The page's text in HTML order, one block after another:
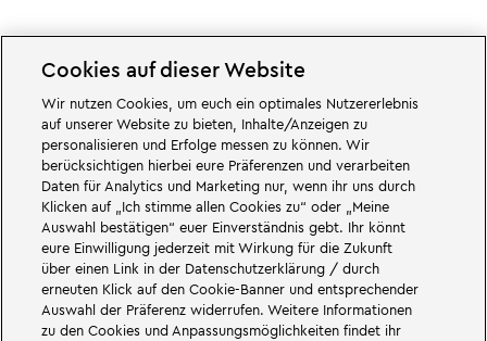
Großartiges erwartet euch in den Abenteuerwelten des Familien- und
Freizeitparks LEGOLAND Deutschland in Bayern. Erlebt spannende
Attraktionenund jede Menge LEGO® Spaß. LEGOLAND Deutschland Resort
ist einFreizeitparkfür Familien mit Kindern zwischen zwei und 12 Jahren.
Der LEGOLAND Park liegt bei Günzburg in Bayern. LEGOLAND Deutschland
ist einer der größten Freizeitparks in Bayern und einer der bekanntesten
und beliebtesten Freizeitparks in Deutschland. Der Themenpark bietet mit
68 Attraktionen und Achterbahnen ein einmaliges Erlebnis für Erwachsene
und Kinder. Neben dem Freizeitpark zählt auch ein Feriendorf mit
verschiedenen Möglichkeiten zurÜbernachtungzum LEGOLAND Resort.
Dort können Besucher in einerWaldabenteuer Lodge, im NINJAGO Quartier,
Pirateninsel Hotel, thematisierten Ferienhäusern, Ritterburgen, auf einem
Campingplatzund auch in Fässern übernachten.
Cookies auf dieser Website
Wir nutzen Cookies, um euch ein optimales Nutzererlebnis
auf unserer Website zu bieten, Inhalte/Anzeigen zu
personalisieren und Erfolge messen zu können. Wir
berücksichtigen hierbei eure Präferenzen und verarbeiten
Daten für Analytics und Marketing nur, wenn ihr uns durch
Klicken auf „Ich stimme allen Cookies zu“ oder „Meine
Auswahl bestätigen“ euer Einverständnis gebt. Ihr könnt
eure Einwilligung jederzeit mit Wirkung für die Zukunft
über einen Link in der Datenschutzerklärung / durch
erneuten Klick auf den Cookie-Banner und entsprechender
Auswahl der Präferenz widerrufen. Weitere Informationen
zu den Cookies und Anpassungsmöglichkeiten findet ihr